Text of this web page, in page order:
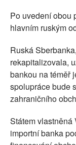
Po uvedení obou
hlavním ruským
Ruská
rekapitalizovala,
bankou na téměř
spolupráce bude
zahraničního
Státem
importní banka